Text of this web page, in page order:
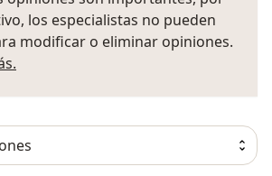
los especialistas no pueden
modificar o eliminar opiniones.